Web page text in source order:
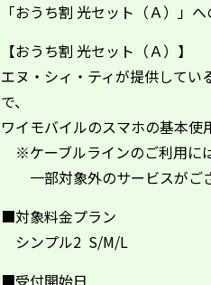
「おうち割 光セット（Ａ）」
【おうち割 光セット（Ａ）】
エヌ・シィ・ティが提供してい
で、
ワイモバイルのスマホの基本使
※ケーブルラインのご利用に
一部対象外のサービスがござ
■対象料金プラン
シンプル2 S/M/L